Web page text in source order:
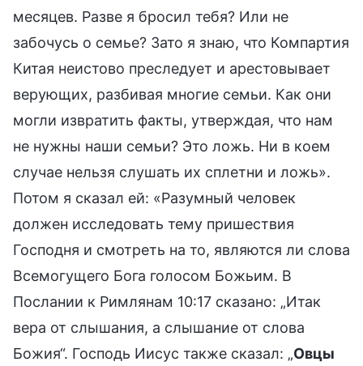
месяцев. Разве я бросил тебя? Или не
забочусь о семье? Зато я знаю, что Компартия
Китая неистово преследует и арестовывает
верующих, разбивая многие семьи. Как они
могли извратить факты, утверждая, что нам
не нужны наши семьи? Это ложь. Ни в коем
случае нельзя слушать их сплетни и ложь».
Потом я сказал ей: «Разумный человек
должен исследовать тему пришествия
Господня и смотреть на то, являются ли слова
Всемогущего Бога голосом Божьим. В
Послании к Римлянам 10:17 сказано: „Итак
вера от слышания, а слышание от слова
Божия“. Господь Иисус также сказал: „Овцы